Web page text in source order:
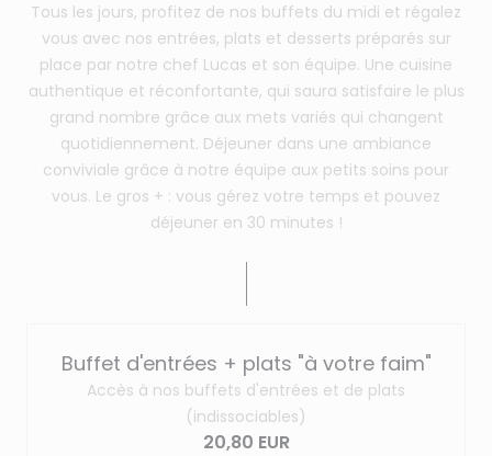
Tous les jours, profitez de nos buffets du midi et régalez
vous avec nos entrées, plats et desserts préparés sur
place par notre chef Lucas et son équipe. Une cuisine
authentique et réconfortante, qui saura satisfaire le plus
grand nombre grâce aux mets variés qui changent
quotidiennement. Déjeuner dans une ambiance
conviviale grâce à notre équipe aux petits soins pour
vous. Le gros + : vous gérez votre temps et pouvez
déjeuner en 30 minutes !
Buffet d'entrées + plats "à votre faim"
Accès à nos buffets d'entrées et de plats
(indissociables)
20,80 EUR